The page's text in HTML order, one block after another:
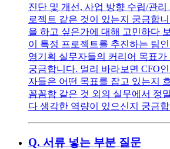
진단 및 개선, 사업 방향 수립/관리
로젝트 같은 것이 있는지 궁금합
을 하고 싶은가에 대해 고민하다
이 특정 프로젝트를 추진하는 팀
영기획 실무자들의 커리어 목표가
궁금합니다. 멀리 바라보면 CFO
자들은 어떤 목표를 잡고 있는지
꼼꼼함 같은 것 외의 실무에서 정
다 생각한 역량이 있으신지 궁금
Q. 서류 넣는 부분 질문